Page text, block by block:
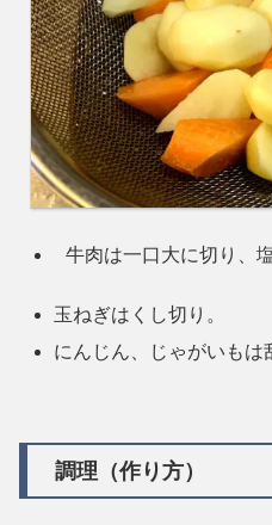
牛肉は一口大に切り、
玉ねぎはくし切り。
にんじん、じゃがいもは
調理（作り方）